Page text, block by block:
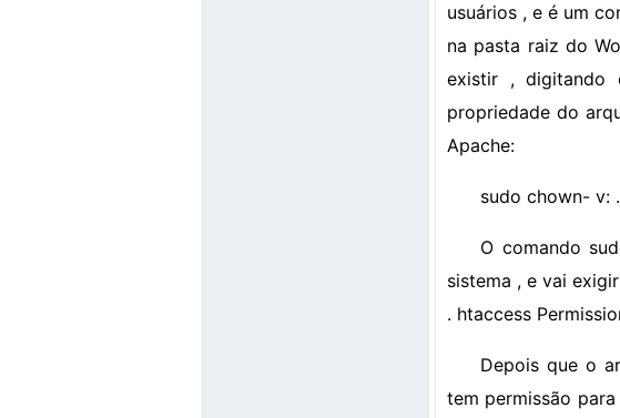
usuários , e é um
na pasta raiz do
existir , digitando
propriedade do
Apache:
sudo chown- v:
O comando
sistema , e vai
. htaccess
Depois que o
tem permissão